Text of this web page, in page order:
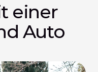
einer
Auto